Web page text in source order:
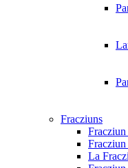
Fracziuns
Fracziun
La